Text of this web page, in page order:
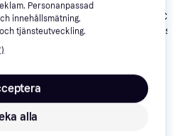
Tiny Alpargata -
Grey
kr
Toms Youth
Alpargata -
Alpargata Woven - Silver
Personanpassad
innehållsmätning,
tjänsteutveckling.
alla